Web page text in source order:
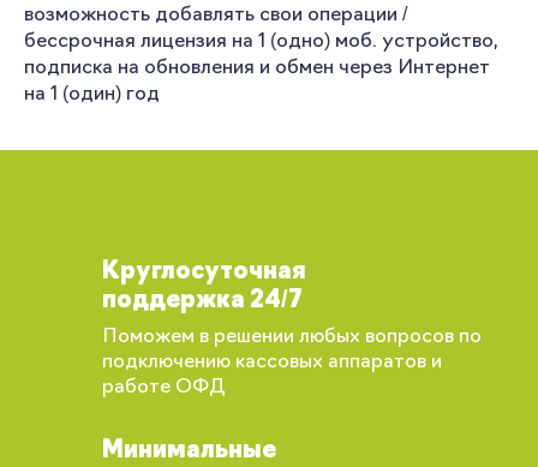
возможность добавлять свои операции /
бессрочная лицензия на 1 (одно) моб. устройство,
подписка на обновления и обмен через Интернет
на 1 (один) год
Круглосуточная
поддержка 24/7
Поможем в решении любых вопросов по
подключению кассовых аппаратов и
работе ОФД
Минимальные